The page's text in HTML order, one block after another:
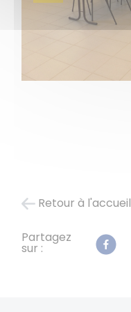
Retour à l'accueil
Partagez
sur :